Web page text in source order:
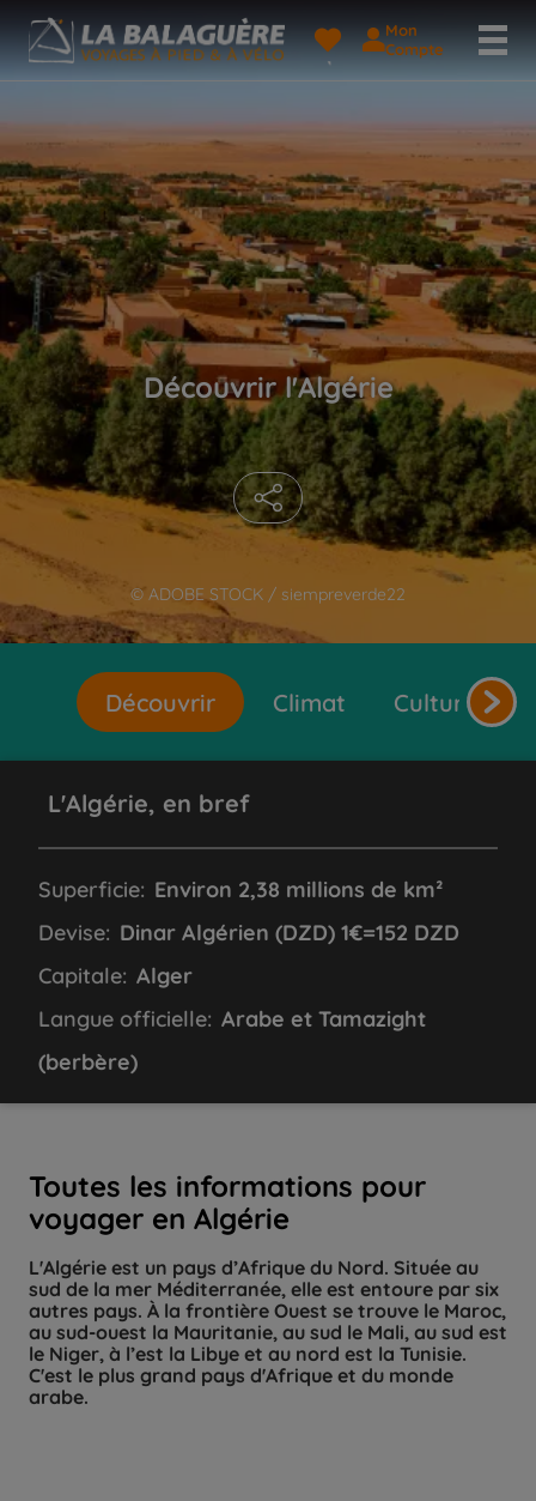
Mon
Compte
© ADOBE STOCK / siempreverde22
Découvrir l'Algérie
Découvrir Climat Cultures et
Toutes les informations pour
voyager en Algérie
L'Algérie est un pays d’Afrique du Nord. Située au
sud de la mer Méditerranée, elle est entoure par six
autres pays. À la frontière Ouest se trouve le Maroc,
au sud-ouest la Mauritanie, au sud le Mali, au sud est
le Niger, à l’est la Libye et au nord est la Tunisie.
C'est le plus grand pays d'Afrique et du monde
L'Algérie, en bref
Superficie: Environ 2,38 millions de km²
Devise: Dinar Algérien (DZD) 1€=152 DZD
Capitale: Alger
Langue officielle: Arabe et Tamazight
(berbère)